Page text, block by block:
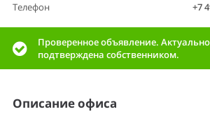
Телефон +7
Проверенное объявление.
подтверждена собственником.
Описание офиса